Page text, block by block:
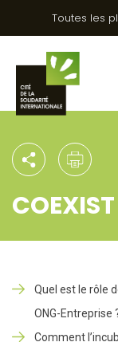
Toutes les
Quel est le rôle
ONG-Entreprise
Comment